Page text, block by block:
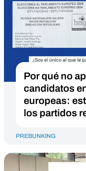
Por qué no
candidatos
europeas:
los partidos
PREBUNKING